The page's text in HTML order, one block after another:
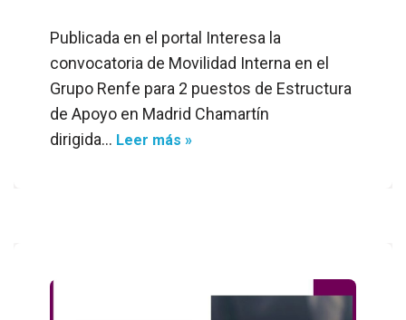
Publicada en el portal Interesa la
convocatoria de Movilidad Interna en el
Grupo Renfe para 2 puestos de Estructura
de Apoyo en Madrid Chamartín
dirigida… Leer más »